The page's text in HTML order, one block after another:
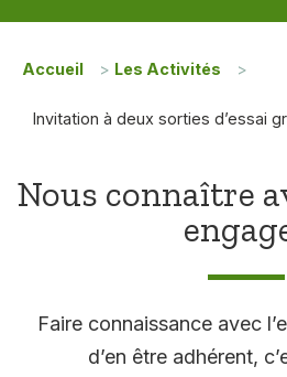
Accueil > Les Activités >
Invitation à deux sorties d’essai
Nous connaître
Faire connaissance avec
d’en être adhérent,